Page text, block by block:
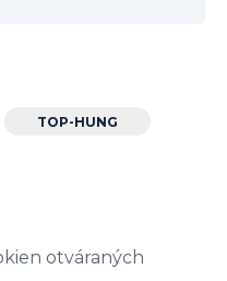
TOP-HUNG
otváraných